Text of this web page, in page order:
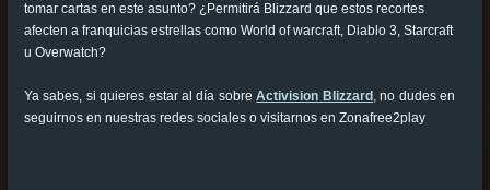
tomar cartas en este asunto? ¿Permitirá Blizzard que estos recortes
afecten a franquicias estrellas como World of warcraft, Diablo 3, Starcraft
u Overwatch?
Ya sabes, si quieres estar al día sobreActivision Blizzard ,no dudes en
seguirnos en nuestras redes sociales o visitarnos en Zonafree2play